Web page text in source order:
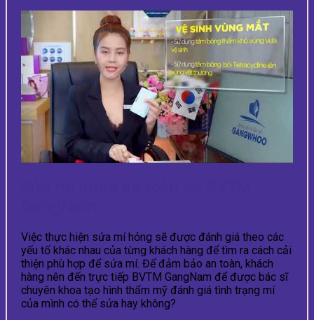
Việc thực hiện sửa mí hỏng sẽ được đánh giá theo các
yếu tố khác nhau của từng khách hàng để tìm ra cách cải
thiện phù hợp để sửa mí. Để đảm bảo an toàn, khách
hàng nên đến trực tiếp BVTM GangNam để được bác sĩ
chuyên khoa tạo hình thẩm mỹ đánh giá tình trạng mí
của mình có thể sửa hay không?